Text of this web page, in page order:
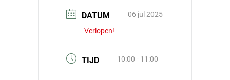
DATUM
06 jul 2025
Verlopen!
TIJD 10:00 - 11:00